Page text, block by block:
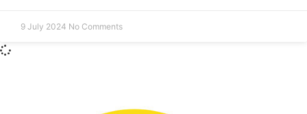
9 July 2024 No Comments